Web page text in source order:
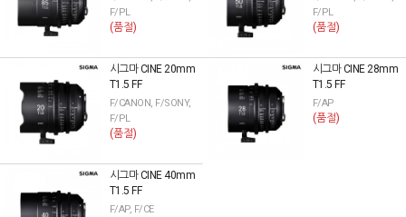
F/PL
(품절)
F/PL
(품절)
시그마 CINE 20mm
T1.5 FF
F/CANON, F/SONY,
F/PL
(품절)
시그마 CINE 28mm
T1.5 FF
F/AP
(품절)
시그마 CINE 40mm
T1.5 FF
F/AP, F/CE